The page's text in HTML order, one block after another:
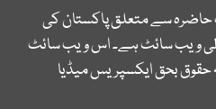
حاضرہ سے متعلق پاکستان کی
ویب سائٹ ہے۔ اس ویب سائٹ
حقوق بحق ایکسپریس میڈیا